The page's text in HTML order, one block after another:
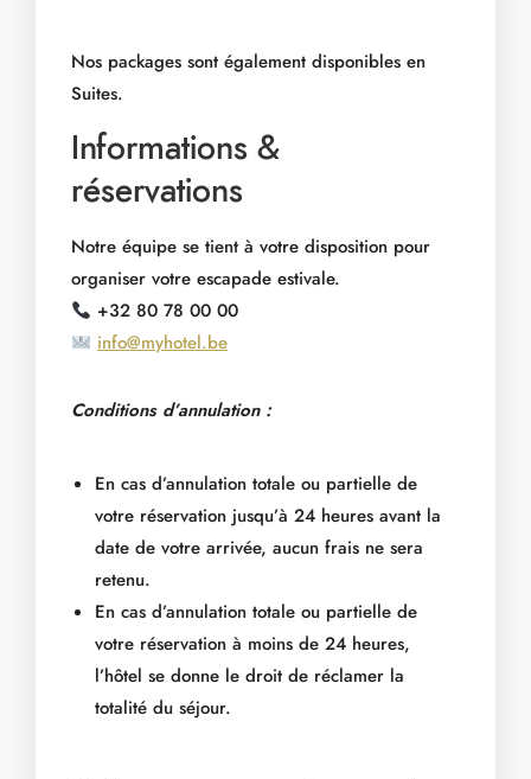
Nos packages sont également disponibles en
Suites.
Informations &
réservations
Notre équipe se tient à votre disposition pour
organiser votre escapade estivale.
+32 80 78 00 00
info@myhotel.be
Conditions d’annulation :
En cas d’annulation totale ou partielle de
votre réservation jusqu’à 24 heures avant la
date de votre arrivée, aucun frais ne sera
retenu.
En cas d’annulation totale ou partielle de
votre réservation à moins de 24 heures,
l’hôtel se donne le droit de réclamer la
totalité du séjour.